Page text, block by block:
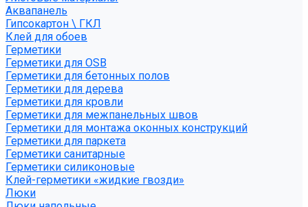
Аквапанель
Гипсокартон \ ГКЛ
Клей для обоев
Герметики
Герметики для OSB
Герметики для бетонных полов
Герметики для дерева
Герметики для кровли
Герметики для межпанельных швов
Герметики для монтажа оконных конструкций
Герметики для паркета
Герметики санитарные
Герметики силиконовые
Клей-герметики «жидкие гвозди»
Люки